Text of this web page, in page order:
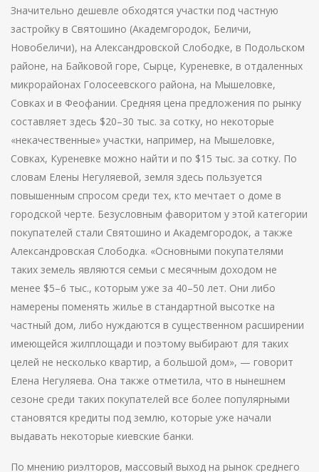
Значительно дешевле обходятся участки под частную
застройку в Святошино (Академгородок, Беличи,
Новобеличи), на Александровской Слободке, в Подольском
районе, на Байковой горе, Сырце, Куреневке, в отдаленных
микрорайонах Голосеевского района, на Мышеловке,
Совках и в Феофании. Средняя цена предложения по рынку
составляет здесь $20–30 тыс. за сотку, но некоторые
«некачественные» участки, например, на Мышеловке,
Совках, Куреневке можно найти и по $15 тыс. за сотку. По
словам Елены Негуляевой, земля здесь пользуется
повышенным спросом среди тех, кто мечтает о доме в
городской черте. Безусловным фаворитом у этой категории
покупателей стали Святошино и Академгородок, а также
Александровская Слободка. «Основными покупателями
таких земель являются семьи с месячным доходом не
менее $5–6 тыс., которым уже за 40–50 лет. Они либо
намерены поменять жилье в стандартной высотке на
частный дом, либо нуждаются в существенном расширении
имеющейся жилплощади и поэтому выбирают для таких
целей не несколько квартир, а большой дом», — говорит
Елена Негуляева. Она также отметила, что в нынешнем
сезоне среди таких покупателей все более популярными
становятся кредиты под землю, которые уже начали
выдавать некоторые киевские банки.
По мнению риэлторов, массовый выход на рынок среднего